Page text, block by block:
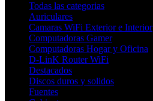
Todas las categorias
Auriculares
Camaras WiFi Exterior e Interior
Computadoras Gamer
Computadoras Hogar y Oficina
D-LinK Router WiFi
Destacados
Discos duros y solidos
Fuentes